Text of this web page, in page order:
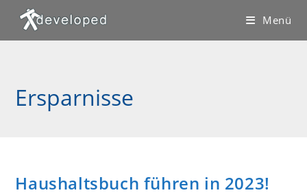
Inhalt
springen
Menü
Ersparnisse
Haushaltsbuch führen in 2023!